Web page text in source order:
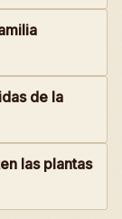
de la
las plantas